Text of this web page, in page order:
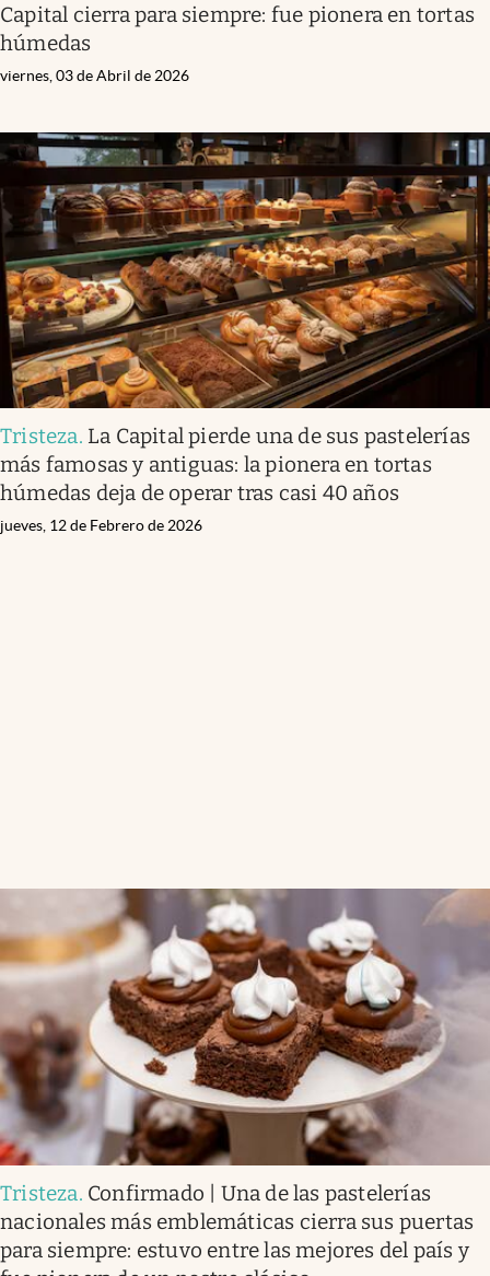
Capital cierra para siempre: fue pionera en tortas
húmedas
viernes, 03 de Abril de 2026
Tristeza. La Capital pierde una de sus pastelerías
más famosas y antiguas: la pionera en tortas
húmedas deja de operar tras casi 40 años
jueves, 12 de Febrero de 2026
Tristeza. Confirmado | Una de las pastelerías
nacionales más emblemáticas cierra sus puertas
para siempre: estuvo entre las mejores del país y